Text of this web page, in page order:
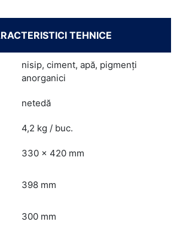
TEHNICE
nisip, ciment, apă, pigmenţi
anorganici
netedă
4,2 kg / buc.
330 x 420 mm
398 mm
300 mm